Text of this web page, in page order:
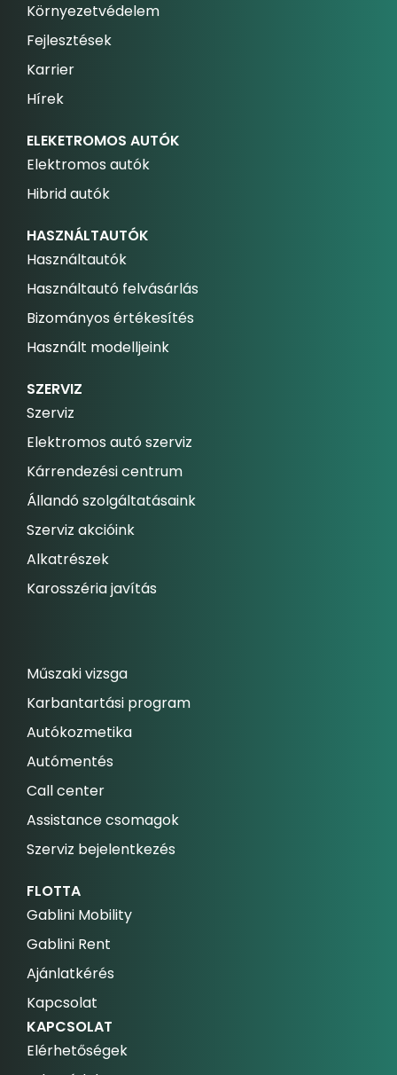
Környezetvédelem
Fejlesztések
Karrier
Hírek
ELEKETROMOS AUTÓK
Elektromos autók
Hibrid autók
HASZNÁLTAUTÓK
Használtautók
Használtautó felvásárlás
Bizományos értékesítés
Használt modelljeink
SZERVIZ
Szerviz
Elektromos autó szerviz
Kárrendezési centrum
Állandó szolgáltatásaink
Szerviz akcióink
Alkatrészek
Karosszéria javítás
Műszaki vizsga
Karbantartási program
Autókozmetika
Autómentés
Call center
Assistance csomagok
Szerviz bejelentkezés
FLOTTA
Gablini Mobility
Gablini Rent
Ajánlatkérés
Kapcsolat
KAPCSOLAT
Elérhetőségek